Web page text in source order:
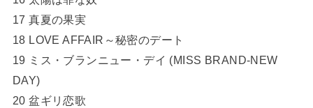
17 真夏の果実
18 LOVE AFFAIR～秘密のデート
19 ミス・ブランニュー・デイ (MISS BRAND-NEW
DAY)
20 盆ギリ恋歌